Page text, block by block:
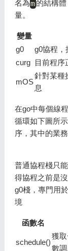
名為m的結構
量。
變量
g0
g0協程，
curg 目前程序
mOS
針對某種
息
在go中每個線
循環如下圖所
序，其中的業
普通協程棧只
得協程之前是
g0棧，專門用
境
函數名
schedule()
獲
數